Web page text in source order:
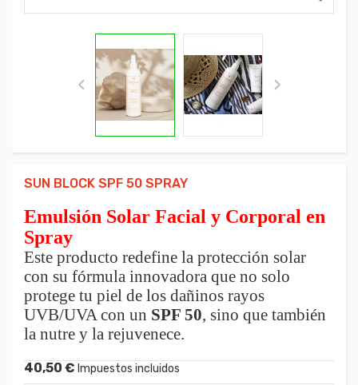
 
SUN BLOCK SPF 50 SPRAY
Emulsión Solar Facial y Corporal en
Spray
Este producto redefine la protección solar
con su fórmula innovadora que no solo
protege tu piel de los dañinos rayos
UVB/UVA con un SPF 50, sino que también
la nutre y la rejuvenece.
40,50 € Impuestos incluidos